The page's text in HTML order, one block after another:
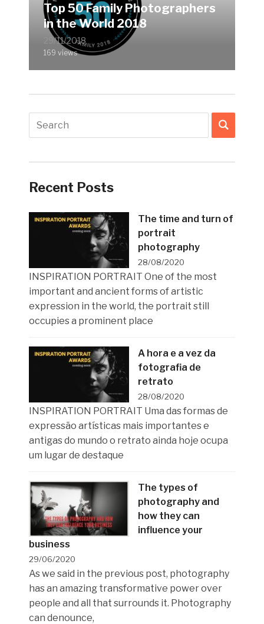
Top 50 Family Photographers
in the World 2018
29/11/2018
169 views
Recent Posts
The time and turn of
portrait
photography
28/08/2020
INSPIRATION PORTRAIT One of the most
important and ancient forms of artistic
expression in the world, the portrait still
occupies a prominent place
A hora e a vez da
fotografia de
retrato
28/08/2020
INSPIRATION PORTRAIT Uma das formas de
expressão artísticas mais importantes e
antigas do mundo o retrato ainda hoje ocupa
um lugar de destaque
The types of
photography and
how they can
influence your
business
29/06/2020
As we said in the previous post, photography
has an amazing transformative power over
people and all that surrounds it. Photography
can denounce,